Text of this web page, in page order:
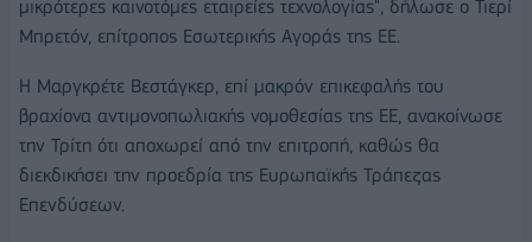
μικρότερες καινοτόμες εταιρείες τεχνολογίας", δήλωσε ο Τιερί
Μπρετόν, επίτροπος Εσωτερικής Αγοράς της ΕΕ.
Η Μαργκρέτε Βεστάγκερ, επί μακρόν επικεφαλής του
βραχίονα αντιμονοπωλιακής νομοθεσίας της ΕΕ, ανακοίνωσε
την Τρίτη ότι αποχωρεί από την επιτροπή, καθώς θα
διεκδικήσει την προεδρία της Ευρωπαϊκής Τράπεζας
Επενδύσεων.